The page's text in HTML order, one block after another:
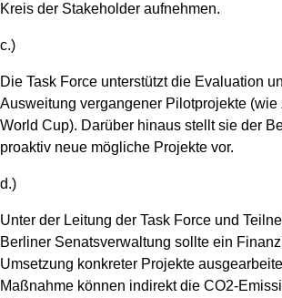
Kreis der Stakeholder aufnehmen.
c.)
Die Task Force unterstützt die Evaluation
Ausweitung vergangener Pilotprojekte (wie
World Cup). Darüber hinaus stellt sie der
proaktiv neue mögliche Projekte vor.
d.)
Unter der Leitung der Task Force und
Berliner Senatsverwaltung sollte ein
Umsetzung konkreter Projekte
Maßnahme können indirekt die CO2-